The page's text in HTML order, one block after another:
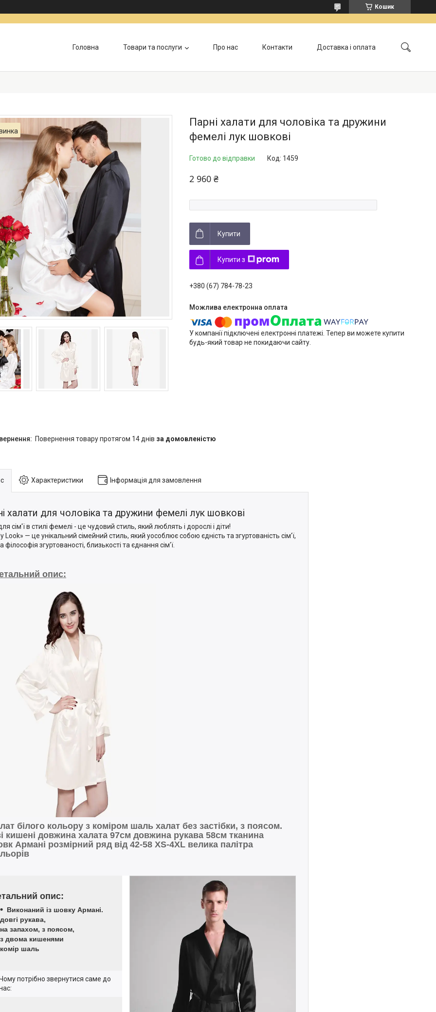
Кошик
Головна Товари та послуги Про нас Контакти Доставка і оплата
Парні халати для чоловіка та дружини
фемелі лук шовкові
Готово до відправки Код: 1459
2 960 ₴
Купити
Купити з
+380 (67) 784-78-23
У компанії підключені електронні платежі. Тепер ви можете купити
будь-який товар не покидаючи сайту.
повернення товару протягом 14 днів за домовленістю
Характеристики Інформація для замовлення
халати для чоловіка та дружини фемелі лук шовкові
сім'ї в стилі фемелі - це чудовий стиль, який люблять і дорослі і діти!
Look» — це унікальний сімейний стиль, який уособлює собою єдність та згуртованість сім'ї,
філософія згуртованості, близькості та єднання сім'ї.
опис:
білого кольору з коміром шаль халат без застібки, з поясом.
кишені довжина халата 97см довжина рукава 58см тканина
Армані розмірний ряд від 42-58 XS-4XL велика палітра
опис:
Виконаний із шовку Армані.
довгі рукава,
на запахом, з поясом,
з двома кишенями
комір шаль
потрібно звернутися саме до